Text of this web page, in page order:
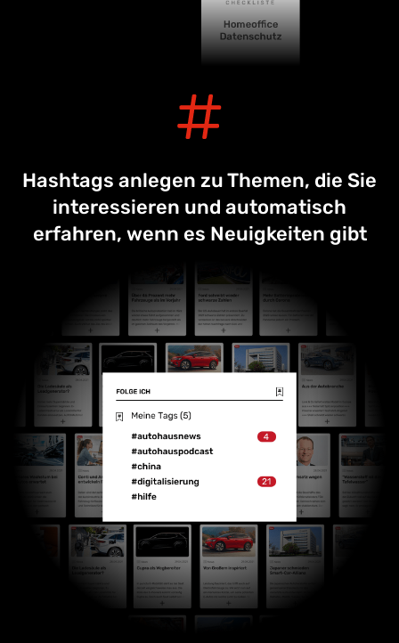
Hashtags anlegen zu Themen, die Sie
interessieren und automatisch
erfahren, wenn es Neuigkeiten gibt